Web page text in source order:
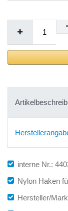
interne Nr.:
Nylon Haken
Hersteller/